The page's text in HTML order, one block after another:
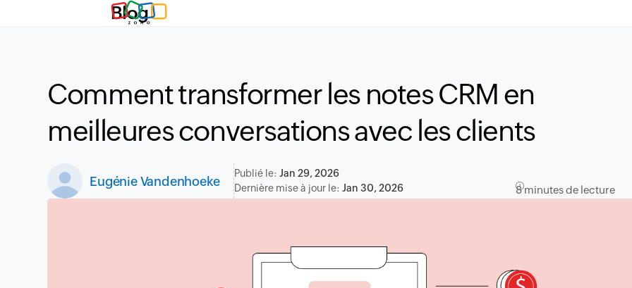
Blog
Comment transformer les notes CRM en
meilleures conversations avec les clients
Eugénie Vandenhoeke
Publié le:Jan 29, 2026
Dernière mise à jour le:Jan 30, 2026 8 minutes de lecture